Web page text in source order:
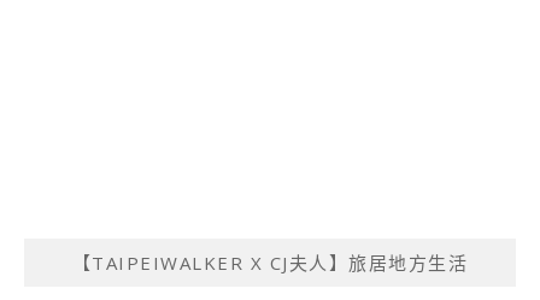
【TAIPEIWALKER X CJ夫人】旅居地方生活